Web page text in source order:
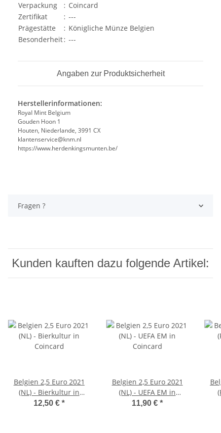
Verpackung
: Coincard
Zertifikat
: ---
Prägestätte
: Königliche Münze Belgien
Besonderheit: ---
Angaben zur Produktsicherheit
Herstellerinformationen:
Royal Mint Belgium
Gouden Hoon 1
Houten, Niederlande, 3991 CX
klantenservice@knm.nl
https://www.herdenkingsmunten.be/
Fragen ?
Kunden kauften dazu folgende Artikel:
Belgien 2,5 Euro 2021
(NL) - Bierkultur in
Coincard
12,50 € *
Belgien 2,5 Euro 2021
(NL) - UEFA EM in
Coincard
11,90 € *